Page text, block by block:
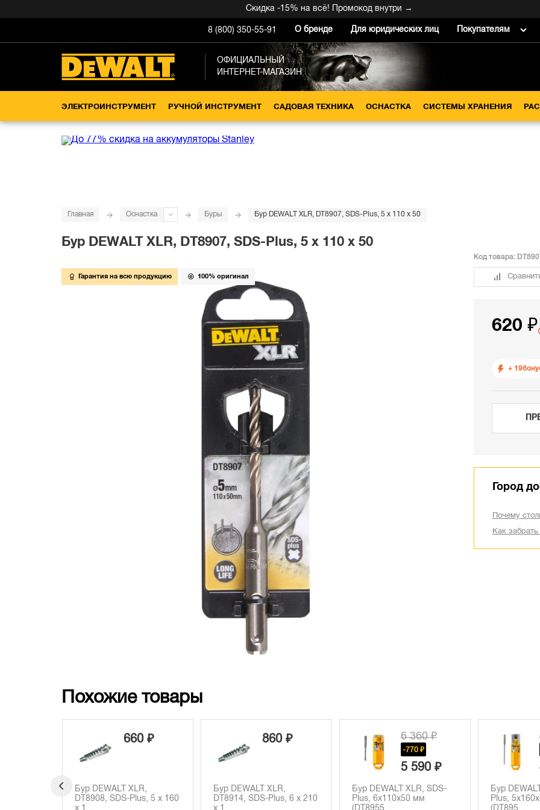
Скидка -15% на всё! Промокод внутри →
8 (800) 350-55-91 О бренде Для юридических лиц Покупателям
ОФИЦИАЛЬНЫЙ
ИНТЕРНЕТ-МАГАЗИН
ЭЛЕКТРОИНСТРУМЕНТ РУЧНОЙ ИНСТРУМЕНТ САДОВАЯ ТЕХНИКА ОСНАСТКА СИСТЕМЫ ХРАНЕНИЯ
Главная Оснастка Буры Бур DEWALT XLR, DT8907, SDS-Plus, 5 x 110 x 50
Бур DEWALT XLR, DT8907, SDS-Plus, 5 x 110 x 50
Гарантия на всю продукцию 100% оригинал
Код товара:
620 ₽
+ 19
Город
Почему
Как
Похожие товары
660 ₽
Бур DEWALT XLR,
DT8908, SDS-Plus, 5 x 160
860 ₽
Бур DEWALT XLR,
DT8914, SDS-Plus, 6 x 210
6 360 ₽
-770 ₽
5 590 ₽
Бур DEWALT XLR, SDS-
Plus, 6x110x50 мм
Бур
Plus,